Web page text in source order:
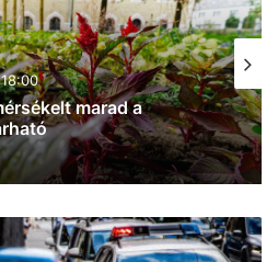
marad a